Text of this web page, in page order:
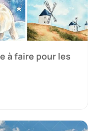
à faire pour les